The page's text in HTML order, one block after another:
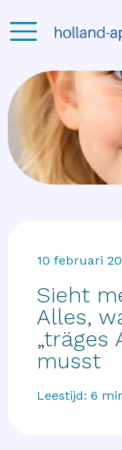
10 februari
Sieht
Alles,
„träges
musst
Leestijd:6